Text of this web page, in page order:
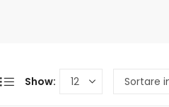
Show: